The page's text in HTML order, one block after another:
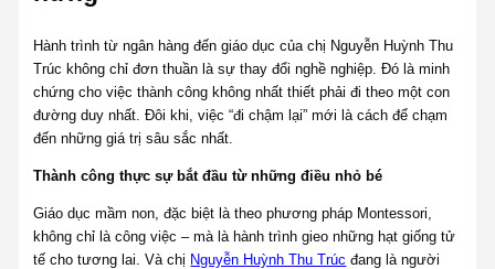
Hành trình từ ngân hàng đến giáo dục của chị Nguyễn Huỳnh Thu
Trúc không chỉ đơn thuần là sự thay đổi nghề nghiệp. Đó là minh
chứng cho việc thành công không nhất thiết phải đi theo một con
đường duy nhất. Đôi khi, việc “đi chậm lại” mới là cách để chạm
đến những giá trị sâu sắc nhất.
Thành công thực sự bắt đầu từ những điều nhỏ bé
Giáo dục mầm non, đặc biệt là theo phương pháp Montessori,
không chỉ là công việc – mà là hành trình gieo những hạt giống tử
tế cho tương lai. Và chị Nguyễn Huỳnh Thu Trúc đang là người